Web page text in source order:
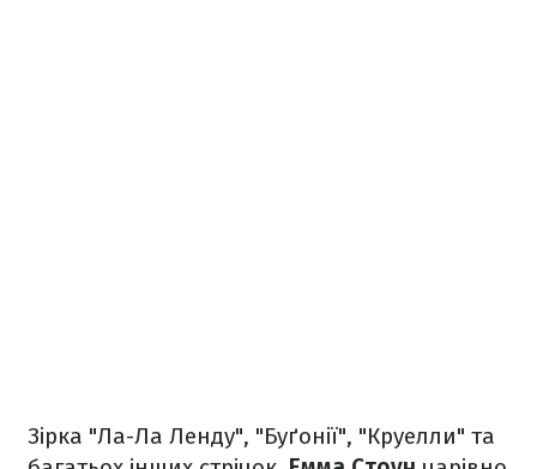
Зірка "Ла-Ла Ленду", "Буґонії", "Круелли" та